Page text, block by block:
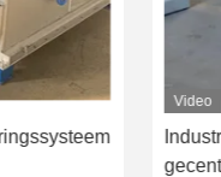
Video